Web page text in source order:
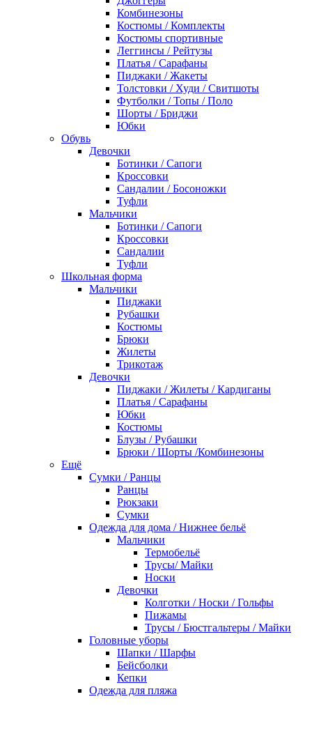
Комбинезоны
Костюмы / Комплекты
Костюмы спортивные
Леггинсы / Рейтузы
Платья / Сарафаны
Пиджаки / Жакеты
Толстовки / Худи / Свитшоты
Футболки / Топы / Поло
Шорты / Бриджи
Юбки
Обувь
Девочки
Ботинки / Сапоги
Кроссовки
Сандалии / Босоножки
Туфли
Мальчики
Ботинки / Сапоги
Кроссовки
Сандалии
Туфли
Школьная форма
Мальчики
Пиджаки
Рубашки
Костюмы
Брюки
Жилеты
Трикотаж
Девочки
Пиджаки / Жилеты / Кардиганы
Платья / Сарафаны
Юбки
Костюмы
Блузы / Рубашки
Брюки / Шорты /Комбинезоны
Ещё
Сумки / Ранцы
Ранцы
Рюкзаки
Сумки
Одежда для дома / Нижнее бельё
Мальчики
Термобельё
Трусы/ Майки
Носки
Девочки
Колготки / Носки / Гольфы
Пижамы
Трусы / Бюстгальтеры / Майки
Головные уборы
Шапки / Шарфы
Бейсболки
Кепки
Одежда для пляжа